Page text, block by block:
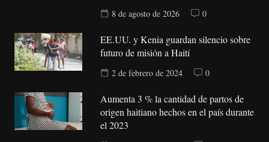
8 de agosto de 2026 0
EE.UU. y Kenia guardan silencio sobre
futuro de misión a Haití
2 de febrero de 2024 0
Aumenta 3 % la cantidad de partos de
origen haitiano hechos en el país durante
el 2023